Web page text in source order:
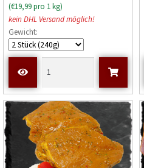
r
t
e
t
m
0
v
o
n
(€19,99 pro 1 kg)
kein DHL Versand möglich!
Gewicht: